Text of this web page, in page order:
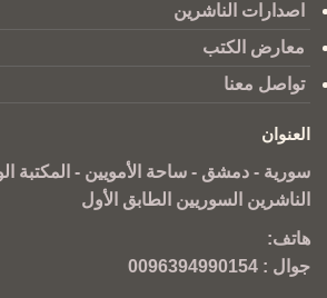
اصدارات الناشرين
معارض الكتب
تواصل معنا
العنوان
سورية - دمشق - ساحة الأمويين - المكتبة
الناشرين السوريين الطابق الأول
هاتف:
جوال : 0096394990154